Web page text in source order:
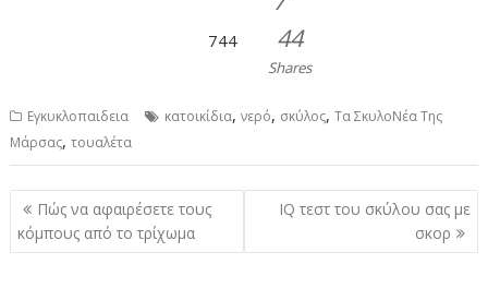
744
44
Shares
Εγκυκλοπαιδεια κατοικίδια,νερό, σκύλος,Τα ΣκυλοΝέα Της
Μάρσας,τουαλέτα
P
o
Πώς να αφαιρέσετε τους
κόμπους από το τρίχωμα
IQ τεστ του σκύλου σας με
σκορ